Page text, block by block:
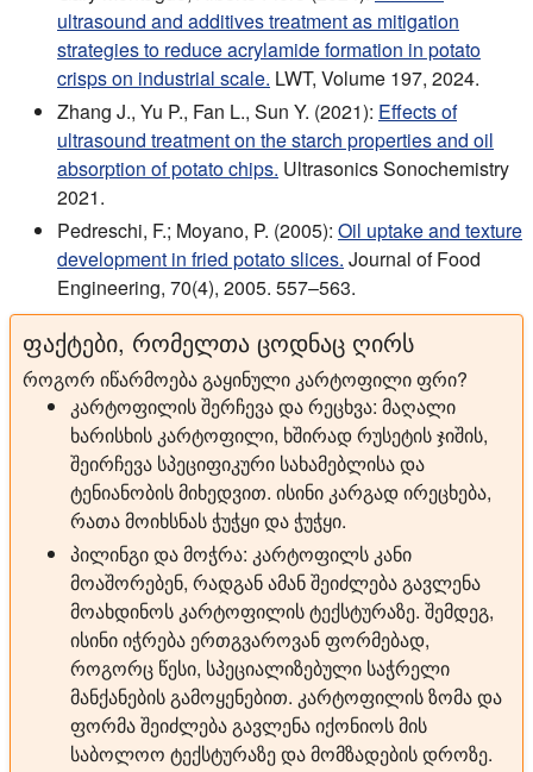
ultrasound and additives treatment as mitigation
strategies to reduce acrylamide formation in potato
crisps on industrial scale. LWT, Volume 197, 2024.
Zhang J., Yu P., Fan L., Sun Y. (2021): Effects of
ultrasound treatment on the starch properties and oil
absorption of potato chips. Ultrasonics Sonochemistry
2021.
Pedreschi, F.; Moyano, P. (2005): Oil uptake and texture
development in fried potato slices. Journal of Food
Engineering, 70(4), 2005. 557–563.
ფაქტები, რომელთა ცოდნაც ღირს
როგორ იწარმოება გაყინული კარტოფილი ფრი?
კარტოფილის შერჩევა და რეცხვა: მაღალი
ხარისხის კარტოფილი, ხშირად რუსეტის ჯიშის,
შეირჩევა სპეციფიკური სახამებლისა და
ტენიანობის მიხედვით. ისინი კარგად ირეცხება,
რათა მოიხსნას ჭუჭყი და ჭუჭყი.
პილინგი და მოჭრა: კარტოფილს კანი
მოაშორებენ, რადგან ამან შეიძლება გავლენა
მოახდინოს კარტოფილის ტექსტურაზე. შემდეგ,
ისინი იჭრება ერთგვაროვან ფორმებად,
როგორც წესი, სპეციალიზებული საჭრელი
მანქანების გამოყენებით. კარტოფილის ზომა და
ფორმა შეიძლება გავლენა იქონიოს მის
საბოლოო ტექსტურაზე და მომზადების დროზე.